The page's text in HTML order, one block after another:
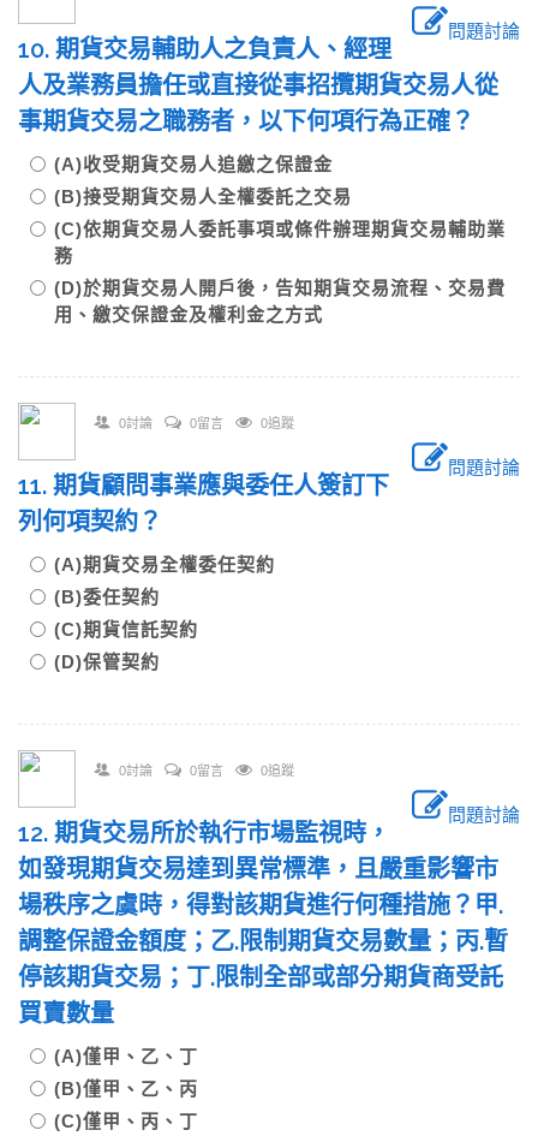
問題討論
10. 期貨交易輔助人之負責人、經理
人及業務員擔任或直接從事招攬期貨交易人從
事期貨交易之職務者，以下何項行為正確？
(A)收受期貨交易人追繳之保證金
(B)接受期貨交易人全權委託之交易
(C)依期貨交易人委託事項或條件辦理期貨交易輔助業
務
(D)於期貨交易人開戶後，告知期貨交易流程、交易費
用、繳交保證金及權利金之方式
0討論 0留言 0追蹤
問題討論
11. 期貨顧問事業應與委任人簽訂下
列何項契約？
(A)期貨交易全權委任契約
(B)委任契約
(C)期貨信託契約
(D)保管契約
0討論 0留言 0追蹤
問題討論
12. 期貨交易所於執行市場監視時，
如發現期貨交易達到異常標準，且嚴重影響市
場秩序之虞時，得對該期貨進行何種措施？甲.
調整保證金額度；乙.限制期貨交易數量；丙.暫
停該期貨交易；丁.限制全部或部分期貨商受託
買賣數量
(A)僅甲、乙、丁
(B)僅甲、乙、丙
(C)僅甲、丙、丁